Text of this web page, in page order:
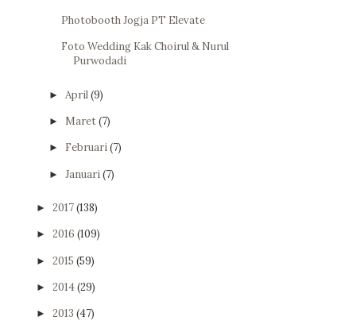
Photobooth Jogja PT Elevate
Foto Wedding Kak Choirul & Nurul
Purwodadi
► April(9)
► Maret(7)
► Februari(7)
► Januari(7)
► 2017(138)
► 2016 (109)
► 2015 (59)
► 2014(29)
► 2013 (47)